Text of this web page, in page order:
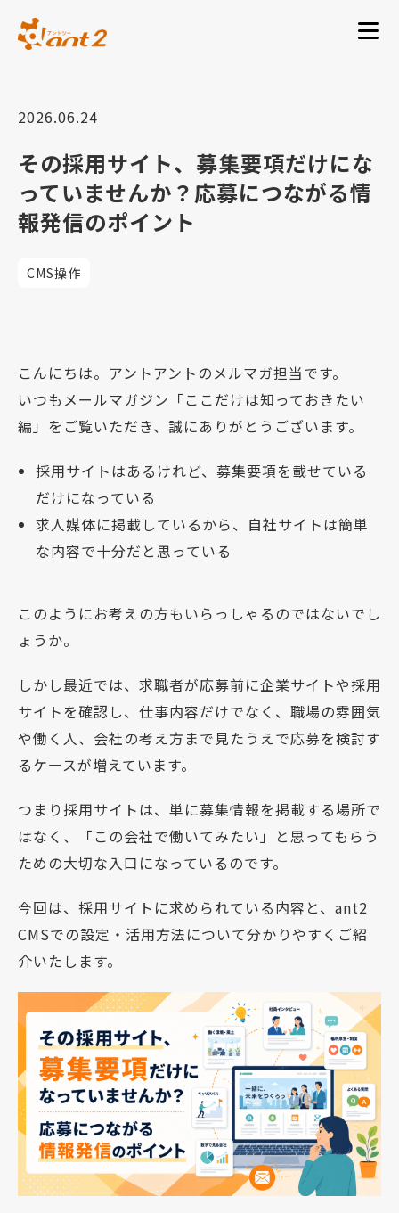
2026.06.24
その採用サイト、募集要項だけにな
っていませんか？応募につながる情
報発信のポイント
CMS操作
こんにちは。アントアントのメルマガ担当です。
いつもメールマガジン「ここだけは知っておきたい
編」をご覧いただき、誠にありがとうございます。
採用サイトはあるけれど、募集要項を載せている
だけになっている
求人媒体に掲載しているから、自社サイトは簡単
な内容で十分だと思っている
このようにお考えの方もいらっしゃるのではないでし
ょうか。
しかし最近では、求職者が応募前に企業サイトや採用
サイトを確認し、仕事内容だけでなく、職場の雰囲気
や働く人、会社の考え方まで見たうえで応募を検討す
るケースが増えています。
つまり採用サイトは、単に募集情報を掲載する場所で
はなく、「この会社で働いてみたい」と思ってもらう
ための大切な入口になっているのです。
今回は、採用サイトに求められている内容と、ant2
CMSでの設定・活用方法について分かりやすくご紹
介いたします。